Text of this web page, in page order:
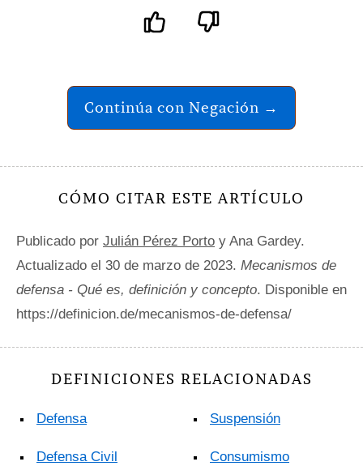
Continúa con Negación →
CÓMO CITAR ESTE ARTÍCULO
Publicado por Julián Pérez Porto y Ana Gardey.
Actualizado el 30 de marzo de 2023. Mecanismos de
defensa - Qué es, definición y concepto. Disponible en
https://definicion.de/mecanismos-de-defensa/
DEFINICIONES RELACIONADAS
Defensa
Defensa Civil
Suspensión
Consumismo